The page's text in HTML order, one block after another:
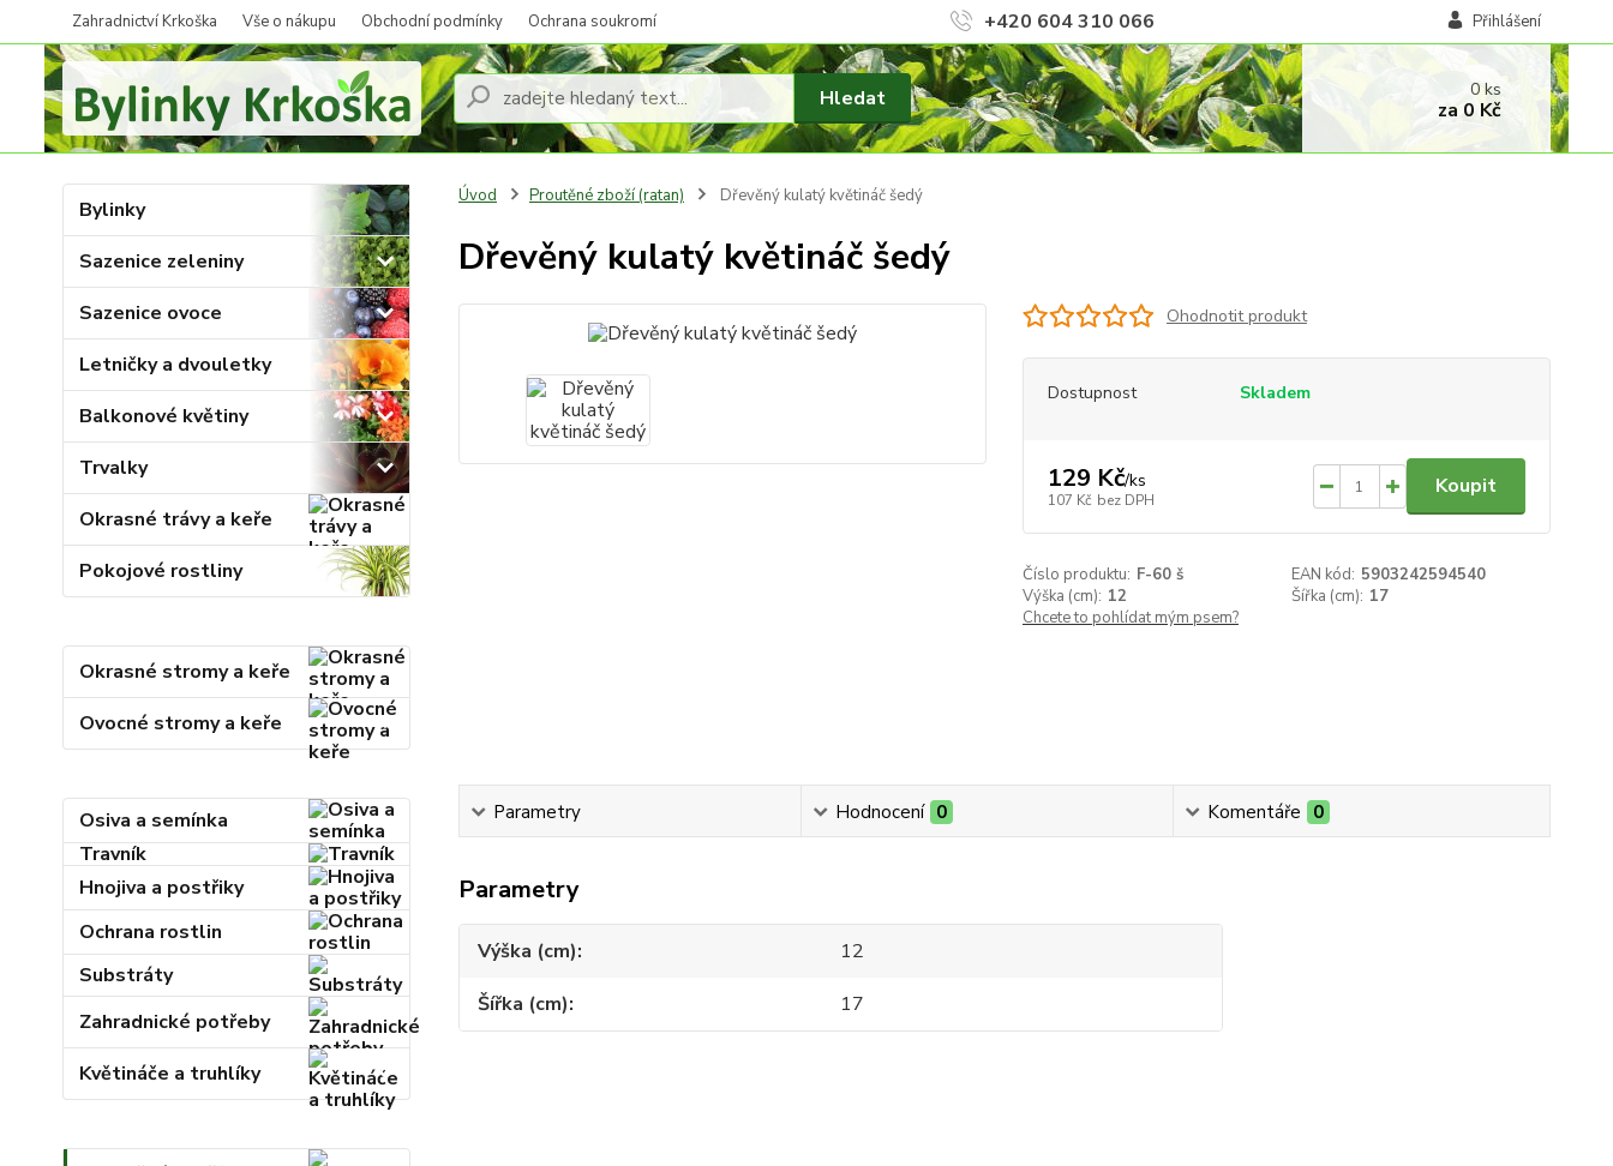
Zahradnictví Krkoška Vše o nákupu Obchodní podmínky Ochrana soukromí Přihlášení
Hledat
+420 604 310 066
0ks
za 0 Kč
Bylinky
Sazenice zeleniny
Sazenice ovoce
Letničky a dvouletky
Balkonové květiny
Trvalky
Okrasné trávy a keře
Pokojové rostliny
Okrasné stromy a keře
Ovocné stromy a keře
Osiva a semínka
Travník
Hnojiva a postřiky
Ochrana rostlin
Substráty
Zahradnické potřeby
Květináče a truhlíky
Úvod Proutěné zboží (ratan) Dřevěný kulatý květináč šedý
Dřevěný kulatý květináč šedý
Ohodnotit produkt
Dostupnost Skladem
129 Kč/ks
107 Kč bez DPH
Koupit
Číslo produktu: F-60 š EAN kód: 5903242594540
Výška (cm): 12 Šířka (cm): 17
Chcete to pohlídat mým psem?
Parametry Hodnocení 0 Komentáře 0
Parametry
Výška (cm)
12
Šířka (cm)
17